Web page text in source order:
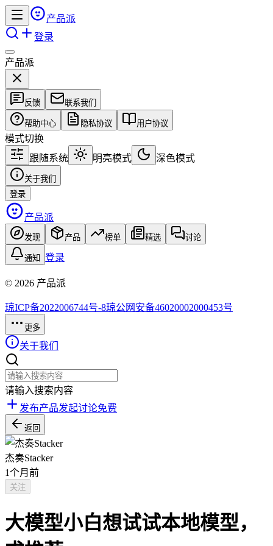
产品派
登录
产品派
反馈 联系我们
帮助中心 隐私协议 用户协议
模式切换
跟随系统
明亮模式 深色模式
关于我们
登录
产品派
发现 产品 榜单 精选 讨论
通知 登录
© 2026 产品派
琼ICP备2022006744号-8琼公网安备46020002000453号
更多
关于我们
请输入搜索内容
发布产品发起讨论免费
返回
杰奏Stacker
1个月前
关注
大模型小白想试试本地模型，